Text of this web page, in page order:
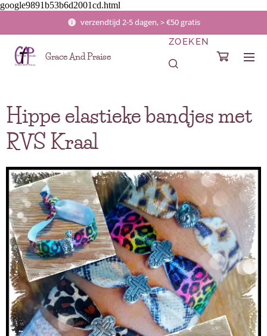
google9891b53b6d2001cd.html
verzendtijd 2-5 dagen, > €50 gratis
Grace And Praise
ZOEKEN
Hippe elastieke bandjes met
RVS Kraal